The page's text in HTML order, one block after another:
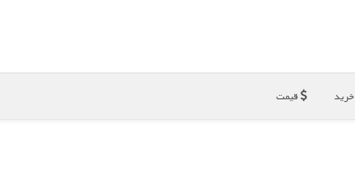
خرید قیمت